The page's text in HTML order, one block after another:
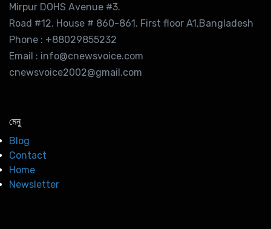
Mirpur DOHS Avenue #3.
Road #12. House # 860-861. First floor A1,Bangladesh
Phone : +88029855232
Email : info@cnewsvoice.com
cnewsvoice2002@gmail.com
মেনু
Blog
Contact
Home
Newsletter